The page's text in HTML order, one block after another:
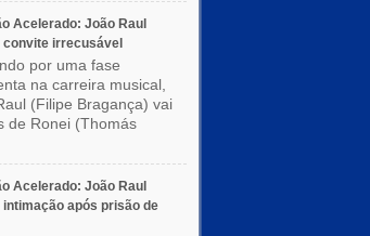
Acelerado: João Raul
convite irrecusável
por uma fase
na carreira musical,
(Filipe Bragança) vai
de Ronei (Thomás
Acelerado: João Raul
intimação após prisão de